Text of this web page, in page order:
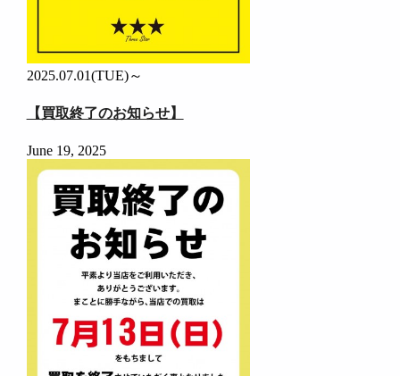
2025.07.01(TUE)～
【買取終了のお知らせ】
June 19, 2025